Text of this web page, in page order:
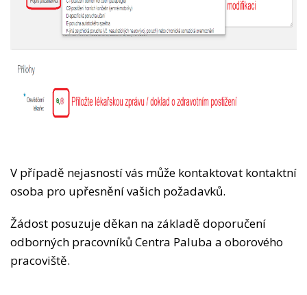
V případě nejasností vás může kontaktovat kontaktní
osoba pro upřesnění vašich požadavků.
Žádost posuzuje děkan na základě doporučení
odborných pracovníků Centra Paluba a oborového
pracoviště.